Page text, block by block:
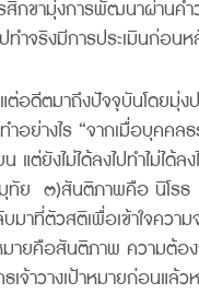
กขามุ่งการพัฒนาผ่านคำ
ทำจริงมีการประเมินก่อนห
ต่อดีตมาถึงปัจจุบันโดยมุ่ง
ำอย่างไร “จากเมื่อบุคค
แต่ยังไม่ได้ลงไปทำไม่ไ
ย  ๓)สันติภาพคือ นิโรธ
าที่ตัวสติเพื่อเข้าใจความ
มายคือสันติภาพ ความต้
เจ้าวางเป้าหมายก่อนแ